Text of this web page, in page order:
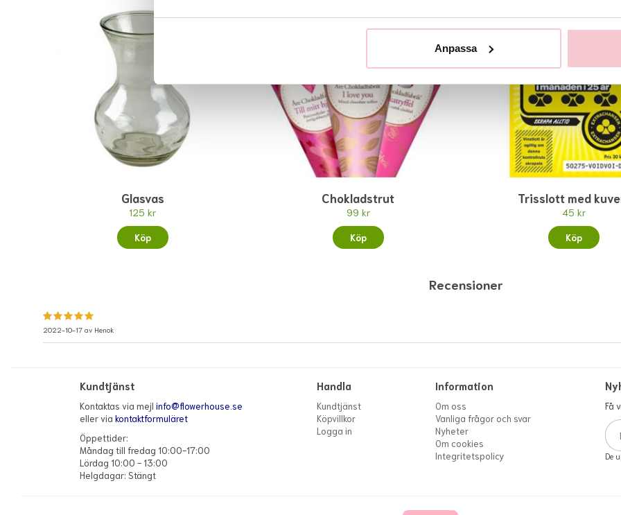
Anpassa
Glasvas
125 kr
Köp
Chokladstrut
99 kr
Köp
Trisslott med
45 kr
Köp
Recensioner
2022-10-17 av Henok
Kundtjänst
Kontaktas via mejlinfo@flowerhouse.se
eller viakontaktformuläret
Öppettider:
Måndag till fredag 10:00-17:00
Lördag 10:00 - 13:00
Helgdagar: Stängt
Handla
Kundtjänst
Köpvillkor
Logga in
Information
Om oss
Vanliga frågor och svar
Nyheter
Om cookies
Integritetspolicy
Få
De